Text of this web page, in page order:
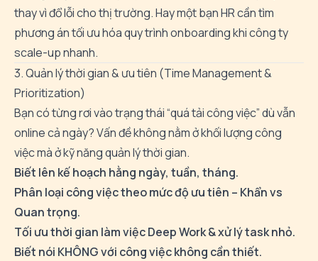
thay vì đổ lỗi cho thị trường. Hay một bạn HR cần tìm
phương án tối ưu hóa quy trình onboarding khi công ty
scale-up nhanh.
3. Quản lý thời gian & ưu tiên (Time Management &
Prioritization)
Bạn có từng rơi vào trạng thái “quá tải công việc” dù vẫn
online cả ngày? Vấn đề không nằm ở khối lượng công
việc mà ở kỹ năng quản lý thời gian.
Biết lên kế hoạch hằng ngày, tuần, tháng.
Phân loại công việc theo mức độ ưu tiên – Khẩn vs
Quan trọng.
Tối ưu thời gian làm việc Deep Work & xử lý task nhỏ.
Biết nói KHÔNG với công việc không cần thiết.